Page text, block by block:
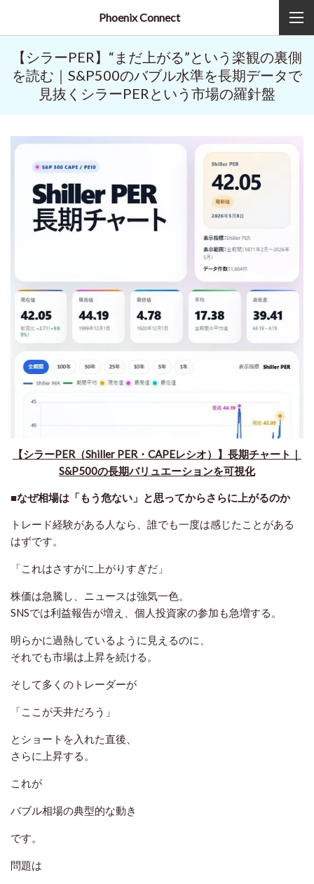
Phoenix Connect
【シラーPER】“まだ上がる”という楽観の裏側
を読む｜S&P500のバブル水準を長期データで
見抜くシラーPERという市場の羅針盤
【シラーPER（Shiller PER・CAPEレシオ）】長期チャート｜
S&P500の長期バリュエーションを可視化
■なぜ相場は「もう危ない」と思ってからさらに上がるのか
トレード経験がある人なら、誰でも一度は感じたことがある
はずです。
「これはさすがに上がりすぎだ」
株価は急騰し、ニュースは強気一色。
SNSでは利益報告が増え、個人投資家の参加も急増する。
明らかに過熱しているように見えるのに、
それでも市場は上昇を続ける。
そして多くのトレーダーが
「ここが天井だろう」
とショートを入れた直後、
さらに上昇する。
これが
バブル相場の典型的な動き
です。
問題は